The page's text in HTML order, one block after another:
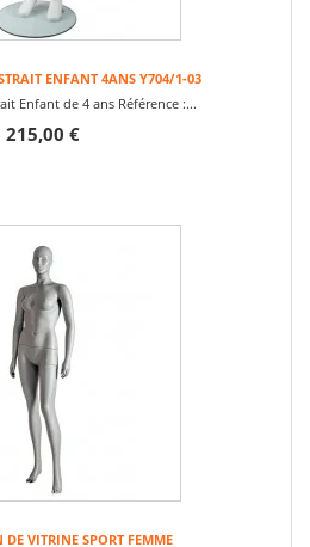
ENFANT 4ANS Y704/1-03
Enfant de 4 ans Référence :...
215,00 €
VITRINE SPORT FEMME